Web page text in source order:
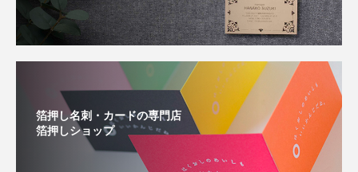
箔押し名刺・カードの専門店
箔押しショップ